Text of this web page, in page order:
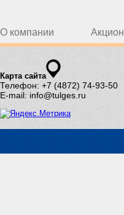
О компании
Карта сайта
Телефон: +7 (4872) 74-93-50
E-mail: info@tulges.ru